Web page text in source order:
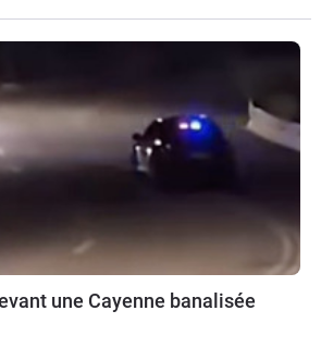
une Cayenne banalisée